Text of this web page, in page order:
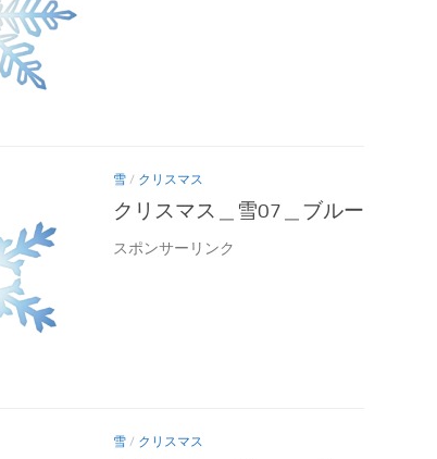
雪 / クリスマス
クリスマス＿雪07＿ブルー
スポンサーリンク
雪 / クリスマス